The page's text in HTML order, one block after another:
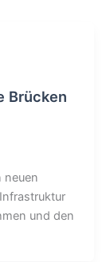
Brücken
neuen
und den